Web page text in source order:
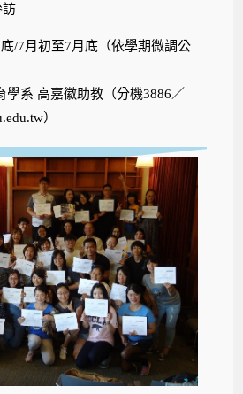
訪
/7月初至7月底（依學期微調公
學系 高嘉徽助教（分機3886／
）